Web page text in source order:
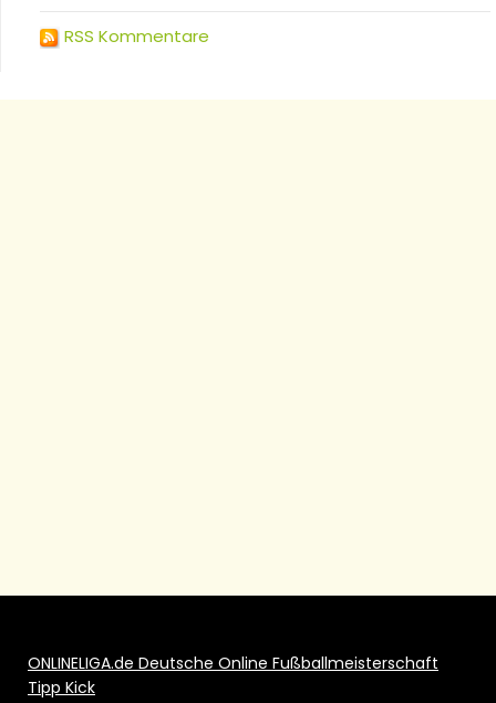
RSS Kommentare
ONLINELIGA.de Deutsche Online Fußballmeisterschaft
Tipp Kick